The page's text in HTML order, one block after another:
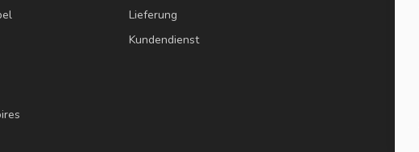
Lieferung
Kundendienst